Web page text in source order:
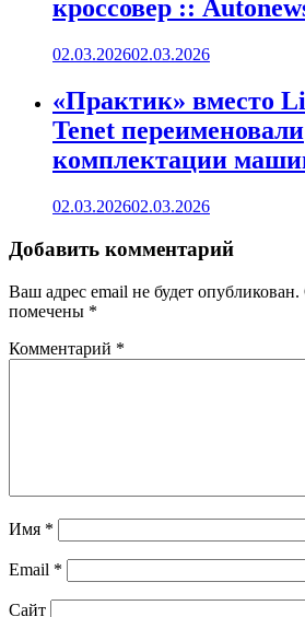
кроссовер ::
02.03.202602.03.2026
«Практик» вместо
Tenet переименовали
комплектации
02.03.202602.03.2026
Добавить комментарий
Ваш адрес email не будет опубликован.
помечены *
Комментарий *
Имя *
Email *
Сайт